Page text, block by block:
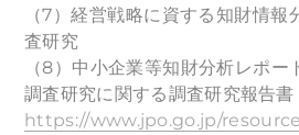
（7）経営戦略に資する知財情
査研究
（8）中小企業等知財分析レポ
調査研究に関する調査研究報告書
https://www.jpo.go.jp/